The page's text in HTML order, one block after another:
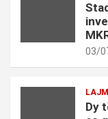
03/
Dy